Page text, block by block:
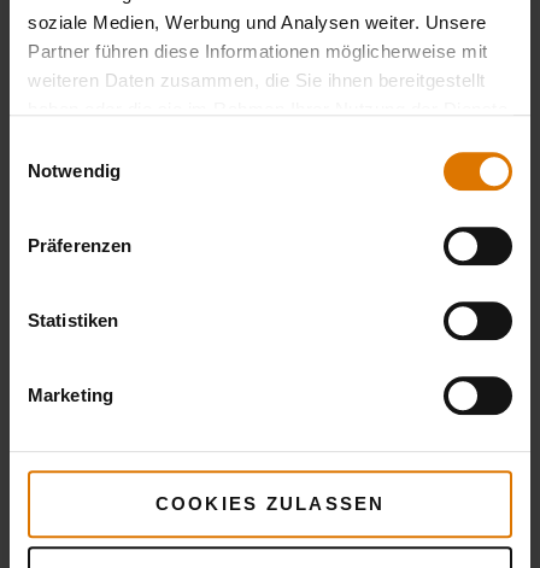
soziale Medien, Werbung und Analysen weiter. Unsere
Partner führen diese Informationen möglicherweise mit
weiteren Daten zusammen, die Sie ihnen bereitgestellt
Notwendig
Präferenzen
Statistiken
Marketing
COOKIES ZULASSEN
Aluminiumfolie
Empfohlenes Zubehör